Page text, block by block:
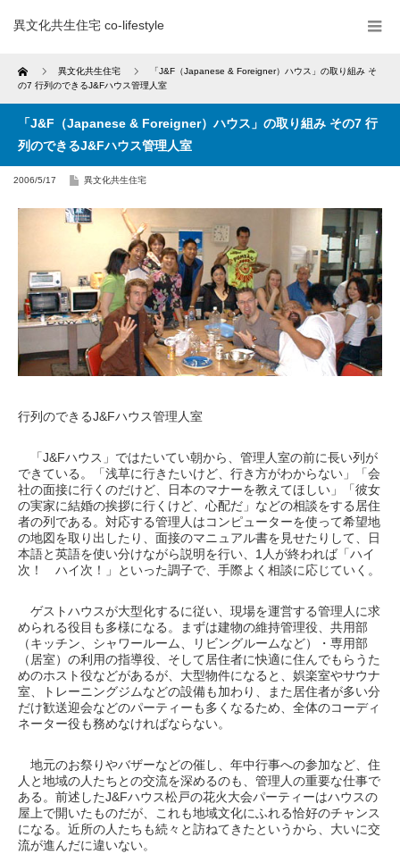
異文化共生住宅 co-lifestyle
Home 異文化共生住宅
「J&F（Japanese & Foreigner）ハウス」の取り組み そ
の7 行列のできるJ&Fハウス管理人室
「J&F（Japanese & Foreigner）ハウス」の取り組み その7 行
列のできるJ&Fハウス管理人室
2006/5/17 異文化共生住宅
行列のできるJ&Fハウス管理人室
「J&Fハウス」ではたいてい朝から、管理人室の前に長い列が
できている。「浅草に行きたいけど、行き方がわからない」「会
社の面接に行くのだけど、日本のマナーを教えてほしい」「彼女
の実家に結婚の挨拶に行くけど、心配だ」などの相談をする居住
者の列である。対応する管理人はコンピューターを使って希望地
の地図を取り出したり、面接のマニュアル書を見せたりして、日
本語と英語を使い分けながら説明を行い、1人が終われば「ハイ
次！ ハイ次！」といった調子で、手際よく相談に応じていく。
ゲストハウスが大型化するに従い、現場を運営する管理人に求
められる役目も多様になる。まずは建物の維持管理役、共用部
（キッチン、シャワールーム、リビングルームなど）・専用部
（居室）の利用の指導役、そして居住者に快適に住んでもらうた
めのホスト役などがあるが、大型物件になると、娯楽室やサウナ
室、トレーニングジムなどの設備も加わり、また居住者が多い分
だけ歓送迎会などのパーティーも多くなるため、全体のコーディ
ネーター役も務めなければならない。
地元のお祭りやバザーなどの催し、年中行事への参加など、住
人と地域の人たちとの交流を深めるのも、管理人の重要な仕事で
ある。前述したJ&Fハウス松戸の花火大会パーティーはハウスの
屋上で開いたものだが、これも地域文化にふれる恰好のチャンス
になる。近所の人たちも続々と訪ねてきたというから、大いに交
流が進んだに違いない。